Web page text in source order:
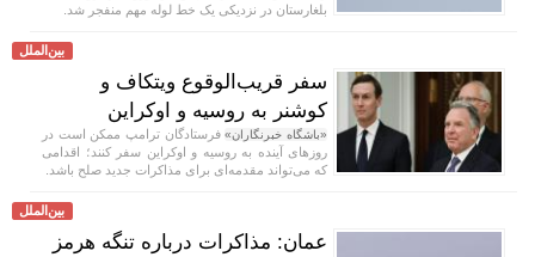
بلغارستان در نزدیکی یک خط لوله مهم منفجر شد.
بین‌الملل
سفر قریب‌الوقوع ویتکاف و
کوشنر به روسیه و اوکراین
«باشگاه خبرنگاران»فرستادگان ترامپ ممکن است در
روز‌های آینده به روسیه و اوکراین سفر کنند؛ اقدامی
که می‌تواند مقدمه‌ای برای مذاکرات جدید صلح باشد.
بین‌الملل
عمان: مذاکرات درباره تنگه هرمز